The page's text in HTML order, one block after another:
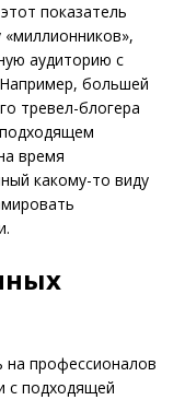
показатель
аудиторию с
большей
тревел-блогера
время
какому-то виду
на профессионалов
с подходящей